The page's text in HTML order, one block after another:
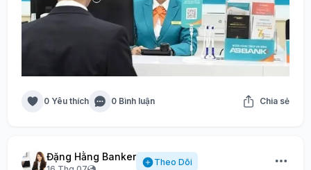
0 Yêu thích 0 Bình luận Chia sẻ
Đặng Hằng Banker Theo Dõi